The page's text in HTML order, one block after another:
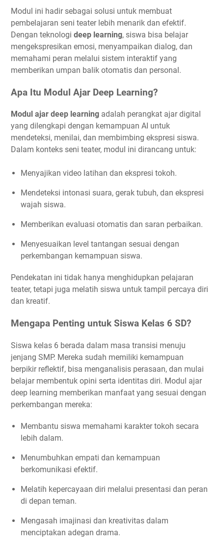
Modul ini hadir sebagai solusi untuk membuat
pembelajaran seni teater lebih menarik dan efektif.
Dengan teknologi deep learning, siswa bisa belajar
mengekspresikan emosi, menyampaikan dialog, dan
memahami peran melalui sistem interaktif yang
memberikan umpan balik otomatis dan personal.
Apa Itu Modul Ajar Deep Learning?
Modul ajar deep learning adalah perangkat ajar digital
yang dilengkapi dengan kemampuan AI untuk
mendeteksi, menilai, dan membimbing ekspresi siswa.
Dalam konteks seni teater, modul ini dirancang untuk:
Menyajikan video latihan dan ekspresi tokoh.
Mendeteksi intonasi suara, gerak tubuh, dan ekspresi
wajah siswa.
Memberikan evaluasi otomatis dan saran perbaikan.
Menyesuaikan level tantangan sesuai dengan
perkembangan kemampuan siswa.
Pendekatan ini tidak hanya menghidupkan pelajaran
teater, tetapi juga melatih siswa untuk tampil percaya diri
dan kreatif.
Mengapa Penting untuk Siswa Kelas 6 SD?
Siswa kelas 6 berada dalam masa transisi menuju
jenjang SMP. Mereka sudah memiliki kemampuan
berpikir reflektif, bisa menganalisis perasaan, dan mulai
belajar membentuk opini serta identitas diri. Modul ajar
deep learning memberikan manfaat yang sesuai dengan
perkembangan mereka:
Membantu siswa memahami karakter tokoh secara
lebih dalam.
Menumbuhkan empati dan kemampuan
berkomunikasi efektif.
Melatih kepercayaan diri melalui presentasi dan peran
di depan teman.
Mengasah imajinasi dan kreativitas dalam
menciptakan adegan drama.